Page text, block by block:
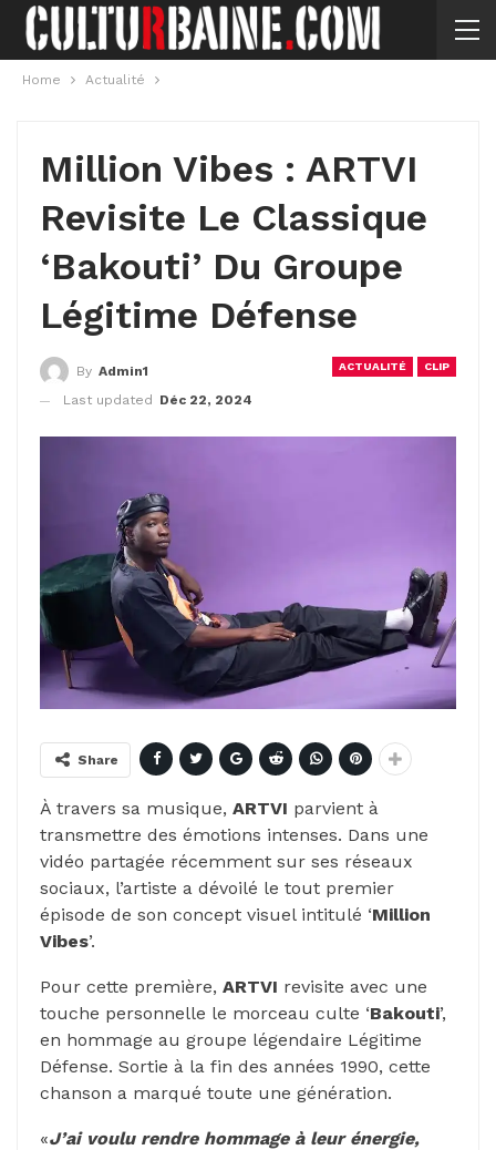
Home Actualité
Million Vibes : ARTVI
Revisite Le Classique
‘Bakouti’ Du Groupe
Légitime Défense
ACTUALITÉ CLIP
By Admin1
Last updated
Déc 22, 2024
Share
À travers sa musique, ARTVI parvient à
transmettre des émotions intenses. Dans une
vidéo partagée récemment sur ses réseaux
sociaux, l’artiste a dévoilé le tout premier
épisode de son concept visuel intitulé ‘Million
Vibes’.
Pour cette première, ARTVI revisite avec une
touche personnelle le morceau culte ‘Bakouti’,
en hommage au groupe légendaire Légitime
Défense. Sortie à la fin des années 1990, cette
chanson a marqué toute une génération.
«J’ai voulu rendre hommage à leur énergie,